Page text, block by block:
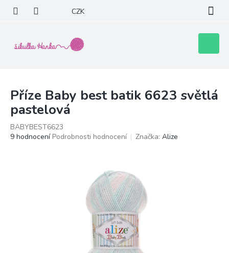
obsah
CZK
košík
Příze Baby best batik 6623 světlá
pastelová
BABYBEST6623
Průměrné
9 hodnocení Podrobnosti hodnocení Značka: Alize